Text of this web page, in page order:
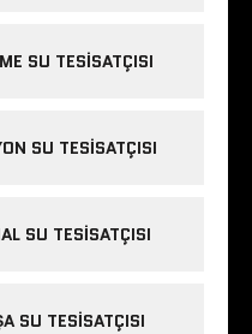
SU TESISATÇISI
SU TESISATÇISI
SU TESISATÇISI
SU TESISATÇISI